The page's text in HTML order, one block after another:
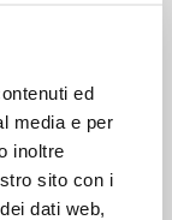
ed
media e per
inoltre
sito con i
dati web,